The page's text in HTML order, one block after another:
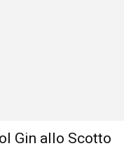
Gin allo Scotto